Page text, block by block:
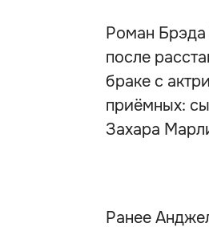
Роман Брэда
после
браке с
приёмных:
Захара
Ранее